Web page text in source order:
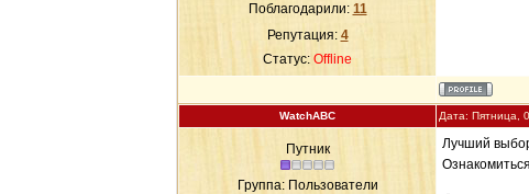
Поблагодарили: 11
Репутация: 4
Статус: Offline
WatchABC Дата: Пятница,
Путник
Группа: Пользователи
Лучший